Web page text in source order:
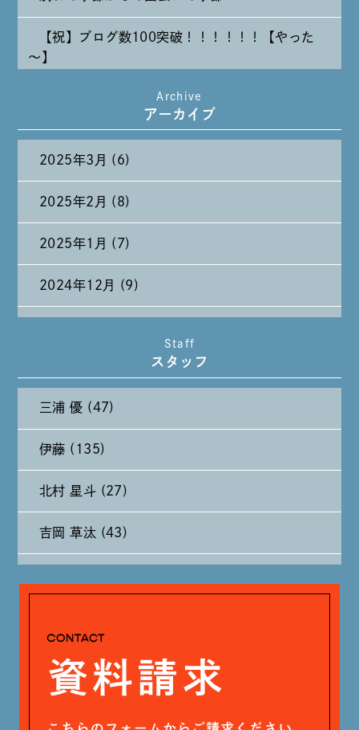
【祝】ブログ数100突破！！！！！！【やった
～】
たまには純喫茶なんて～～～
Archive
アーカイブ
2025年3月 (6)
2025年2月 (8)
2025年1月 (7)
2024年12月 (9)
2024年9月 (11)
2024年8月 (11)
2024年7月 (11)
2024年6月 (12)
Staff
スタッフ
三浦 優 (47)
伊藤 (135)
北村 星斗 (27)
吉岡 草汰 (43)
戸田 好紀 (81)
木村 珠梨音 (101)